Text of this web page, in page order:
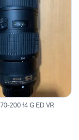
Nikon AF-S 70-200 f4 G ED VR